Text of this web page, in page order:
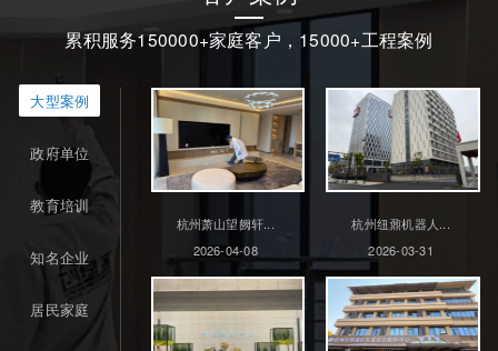
累积服务150000+家庭客户，15000+工程案例
大型案例
政府单位
教育培训
知名企业
居民家庭
杭州萧山望阙轩...
2026-04-08
杭州纽鼐机器人...
2026-03-31